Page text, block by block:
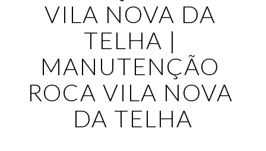
VILA NOVA DA
TELHA |
MANUTENÇÃO
ROCA VILA NOVA
DA TELHA